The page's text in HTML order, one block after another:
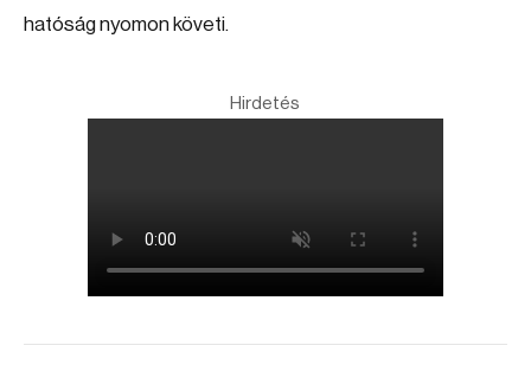
hatóság nyomon követi.
Hirdetés